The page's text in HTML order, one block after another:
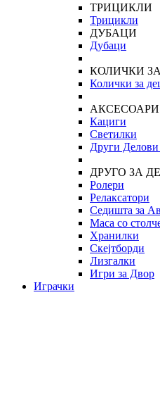
ТРИЦИКЛИ
Трицикли
ДУБАЦИ
Дубаци
КОЛИЧКИ
Колички за
Кациги
Светилки
Други Делови
ДРУГО ЗА
Ролери
Релаксатори
Седишта за
Маса со
Хранилки
Скејтборди
Лизгалки
Игри за Двор
Играчки